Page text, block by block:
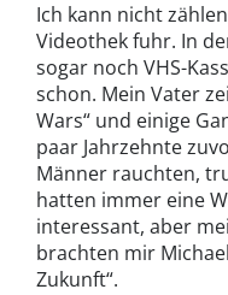
Ich kann nicht
Videothek fuhr. In
sogar noch VHS-
schon. Mein Vater
Wars“ und einige
paar Jahrzehnte
Männer rauchten,
hatten immer eine
interessant, aber
brachten mir
Zukunft“.